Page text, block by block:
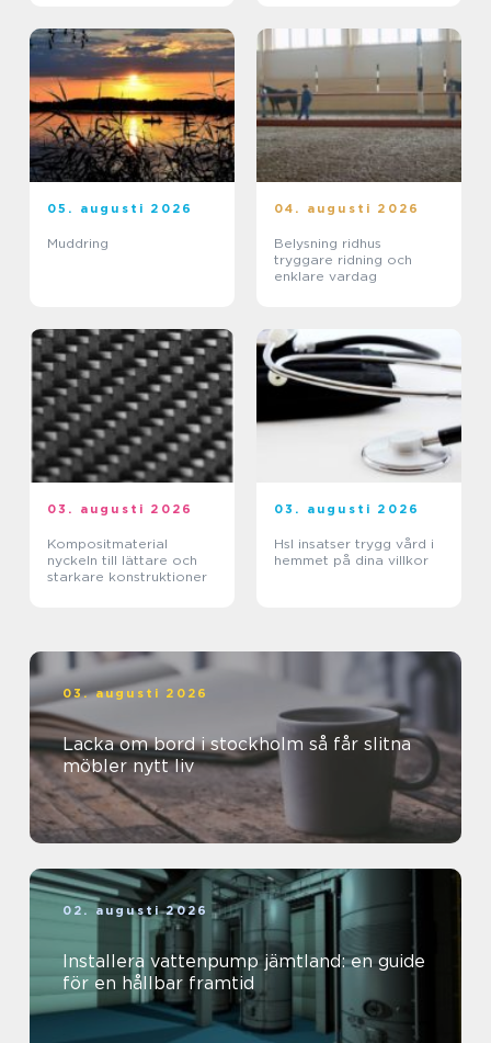
05. augusti 2026
Muddring
04. augusti 2026
Belysning ridhus
tryggare ridning och
enklare vardag
03. augusti 2026
Kompositmaterial
nyckeln till lättare och
starkare konstruktioner
03. augusti 2026
Hsl insatser trygg vård i
hemmet på dina villkor
03. augusti 2026
Lacka om bord i stockholm så får slitna
möbler nytt liv
02. augusti 2026
Installera vattenpump jämtland: en guide
för en hållbar framtid